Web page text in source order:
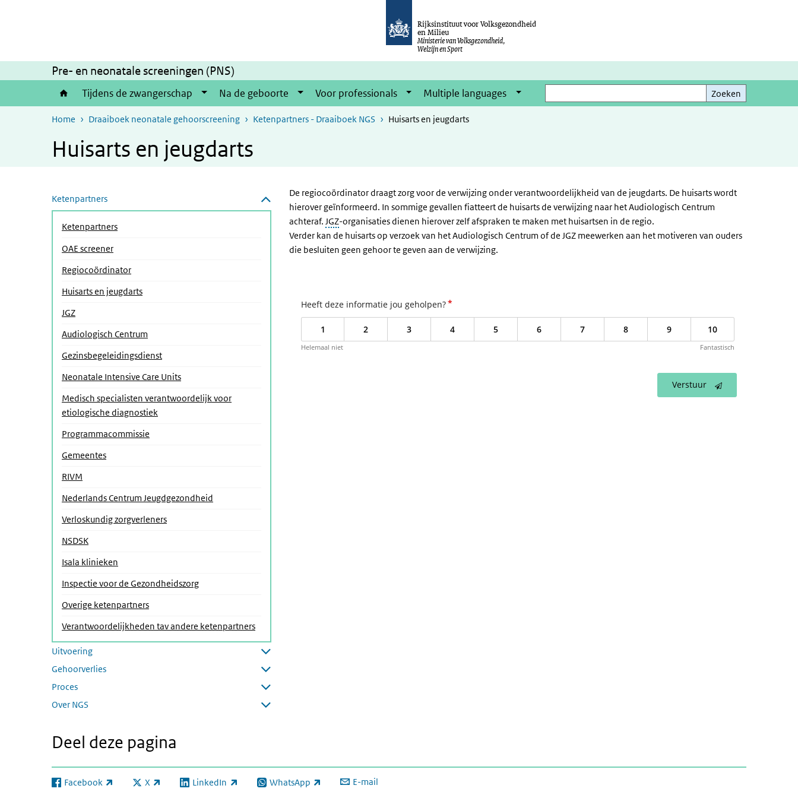
Rijksinstituut voor Volksgezondheid
en Milieu
Ministerie van Volksgezondheid,
Welzijn en Sport
Pre- en neonatale screeningen (PNS)
Tijdens de zwangerschap Na de geboorte Voor professionals Multiple languages
Zoeken
Zoeken
Home Draaiboek neonatale gehoorscreening Ketenpartners - Draaiboek NGS Huisarts en jeugdarts
Huisarts en jeugdarts
Overslaan menu
Ketenpartners
Submenu sluiten
Ketenpartners
OAE screener
Regiocoördinator
Huisarts en jeugdarts(Actieve pagina)
JGZ
Audiologisch Centrum
Gezinsbegeleidingsdienst
Neonatale Intensive Care Units
Medisch specialisten verantwoordelijk voor
etiologische diagnostiek
Programmacommissie
Gemeentes
RIVM
Nederlands Centrum Jeugdgezondheid
Verloskundig zorgverleners
NSDSK
Isala klinieken
Inspectie voor de Gezondheidszorg
Overige ketenpartners
Verantwoordelijkheden tav andere ketenpartners
Uitvoering
Submenu openen
Gehoorverlies
Proces
Over NGS
De regiocoördinator draagt zorg voor de verwijzing onder verantwoordelijkheid van de jeugdarts. De huisarts wordt
hierover geïnformeerd. In sommige gevallen fiatteert de huisarts de verwijzing naar het Audiologisch Centrum
achteraf. JGZ-organisaties dienen hierover zelf afspraken te maken met huisartsen in de regio.
Verder kan de huisarts op verzoek van het Audiologisch Centrum of de JGZ meewerken aan het motiveren van ouders
die besluiten geen gehoor te geven aan de verwijzing.
Heeft deze informatie jou geholpen?*
1 2 3 4 5 6 7 8 9 10
Helemaal niet Fantastisch
Verstuur
Deel deze pagina
Facebook
(externe link) X
(externe link) LinkedIn
(externe link) WhatsApp
(externe link) E-mail